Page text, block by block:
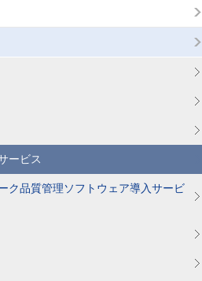
ービス
ク品質管理ソフトウェア導入サービ